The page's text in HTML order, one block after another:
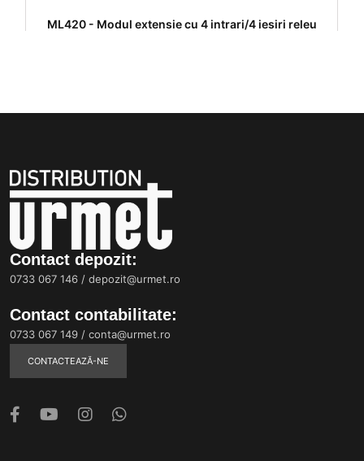
ML420 - Modul extensie cu 4 intrari/4 iesiri releu
Contact depozit:
0733 067 146 / depozit@urmet.ro
Contact contabilitate:
0733 067 149 / conta@urmet.ro
CONTACTEAZĂ-NE